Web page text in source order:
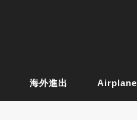
海外進出 Airplane